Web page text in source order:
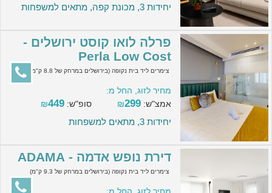
יחידות 3, מכונת קפה, מתאים למשפחות
פרלה לואו קוסט ירושלים -
Perla Low Cost
צימרים ליד בית נקופה (בירושלים במרחק של 8.8 ק"מ)
מחיר לזוג, החל מ:
אמצ"ש:
₪299 סופ"ש: ₪449
יחידות 3, מתאים למשפחות
דירת נופש אדמה - ADAMA
צימרים ליד בית נקופה (בירושלים במרחק של 9.3 ק"מ)